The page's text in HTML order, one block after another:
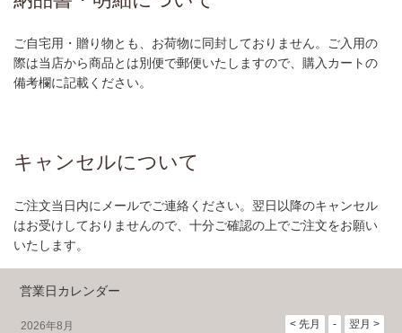
ご自宅用・贈り物とも、お荷物に同封しておりません。ご入用の
際は当店から商品とは別便で郵便いたしますので、購入カートの
備考欄に記載ください。
キャンセルについて
ご注文当日内にメールでご連絡ください。翌日以降のキャンセル
はお受けしておりませんので、十分ご確認の上でご注文をお願い
いたします。
営業日カレンダー
2026年8月